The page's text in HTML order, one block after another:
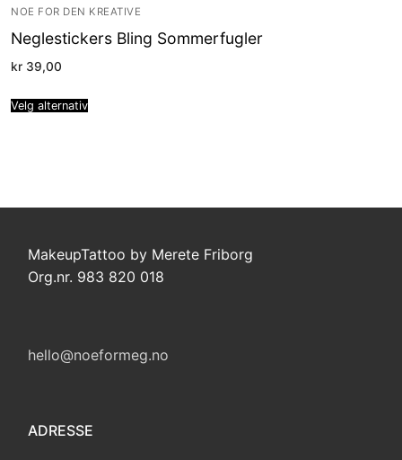
NOE FOR DEN KREATIVE
Neglestickers Bling Sommerfugler
kr 39,00
Velg alternativ
MakeupTattoo by Merete Friborg
Org.nr. 983 820 018
hello@noeformeg.no
ADRESSE